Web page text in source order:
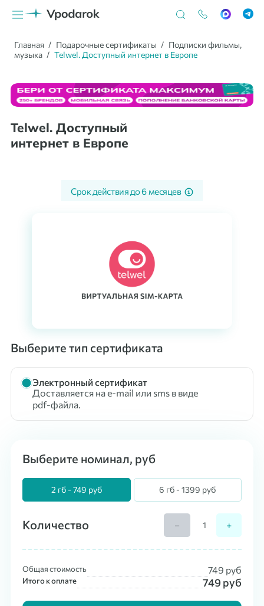
Главная Подарочные сертификаты
Подписки фильмы,
музыка
Telwel. Доступный интернет в Европе
Telwel. Доступный
интернет в Европе
Срок действия до6 месяцев
Выберите тип сертификата
Электронный сертификат
Доставляется на e-mail или sms в виде
pdf-файла.
Выберите номинал, руб
2 гб - 749 руб 6 гб - 1399 руб
Количество − +
Общая стоимость 749 руб
Итого к оплате 749 руб